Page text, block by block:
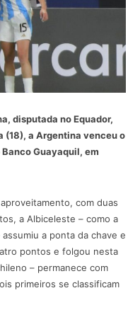
disputada no Equador,
(18), a Argentina venceu o
Guayaquil, em
com duas
a Albiceleste – como a
a ponta da chave e
pontos e folgou nesta
– permanece com
primeiros se classificam